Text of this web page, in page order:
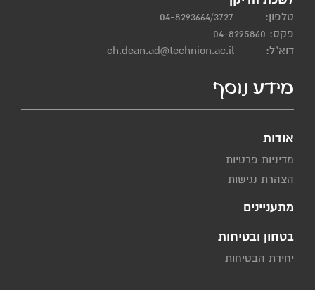
טלפון:
04-8293664/3727
פקס: 04-8295860
דוא"ל:
ch.dean.ad@technion.ac.il
מידע נוסף
אודות
מדיניות פרטיות
הצהרת נגישות
מתעניינים
בטחון ובטיחות
יחידת הבטיחות